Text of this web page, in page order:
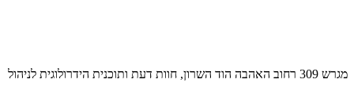
מגרש 309 רחוב האהבה הוד השרון, חוות דעת ותוכנית הידרולוגית לניהול